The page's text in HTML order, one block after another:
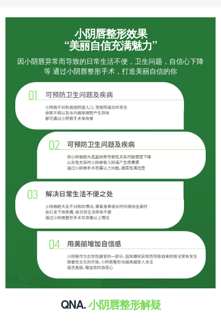
小阴唇整形效果
“美丽自信充满魅力”
因小阴唇异常而导致的日常生活不便，卫生问题，自信心下降
等 通过小阴唇整形手术，打造美丽自信的你
QNA.小阴唇整形解疑